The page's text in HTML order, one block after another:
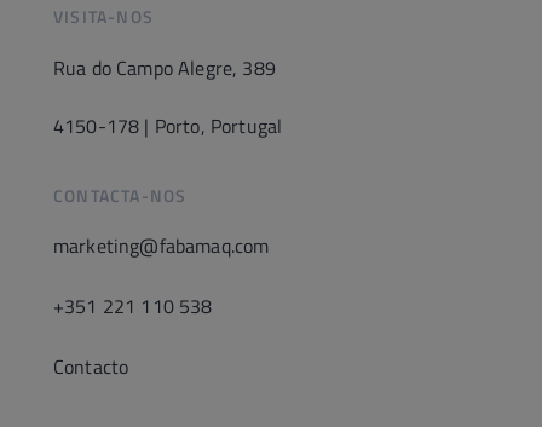
VISITA-NOS
Rua do Campo Alegre, 389
4150-178 | Porto, Portugal
CONTACTA-NOS
marketing@fabamaq.com
+351 221 110 538
Contacto